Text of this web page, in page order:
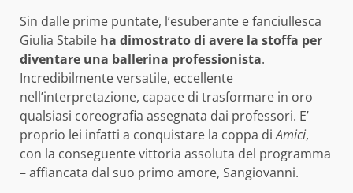
Sin dalle prime puntate, l’esuberante e fanciullesca
Giulia Stabile ha dimostrato di avere la stoffa per
diventare una ballerina professionista.
Incredibilmente versatile, eccellente
nell’interpretazione, capace di trasformare in oro
qualsiasi coreografia assegnata dai professori. E’
proprio lei infatti a conquistare la coppa diAmici,
con la conseguente vittoria assoluta del programma
– affiancata dal suo primo amore, Sangiovanni.